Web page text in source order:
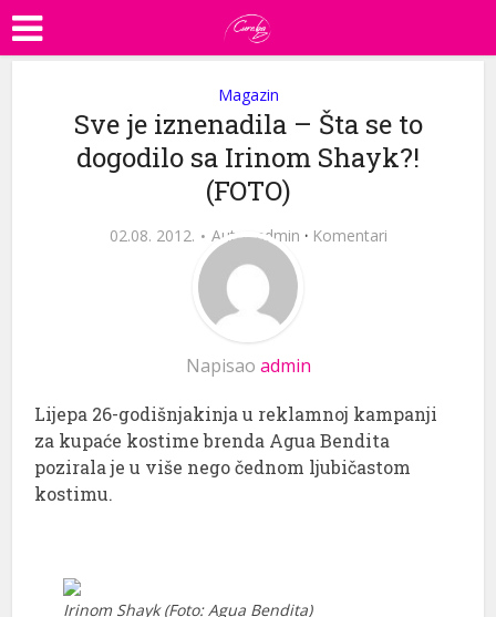
Magazin
Sve je iznenadila – Šta se to
dogodilo sa Irinom Shayk?!
(FOTO)
02.08. 2012. Autoradmin · Komentari
Napisao admin
Lijepa 26-godišnjakinja u reklamnoj kampanji
za kupaće kostime brenda Agua Bendita
pozirala je u više nego čednom ljubičastom
kostimu.
Irinom Shayk (Foto: Agua Bendita)